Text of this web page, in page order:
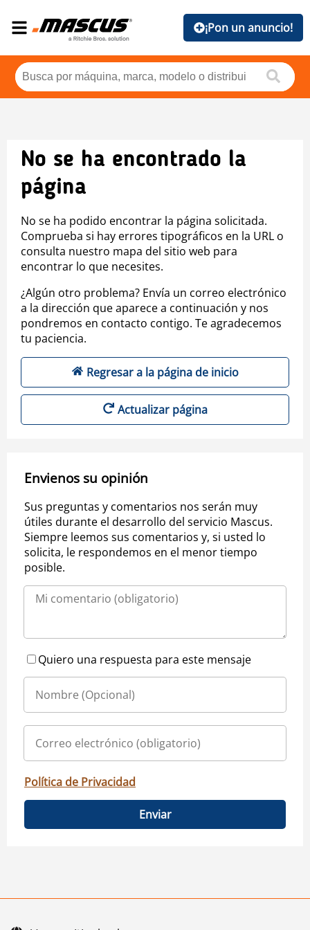
¡Pon un anuncio!
No se ha encontrado la
página
No se ha podido encontrar la página solicitada.
Comprueba si hay errores tipográficos en la URL o
consulta nuestro mapa del sitio web para
encontrar lo que necesites.
¿Algún otro problema? Envía un correo electrónico
a la dirección que aparece a continuación y nos
pondremos en contacto contigo. Te agradecemos
tu paciencia.
Regresar a la página de inicio
Actualizar página
Envienos su opinión
Sus preguntas y comentarios nos serán muy
útiles durante el desarrollo del servicio Mascus.
Siempre leemos sus comentarios y, si usted lo
solicita, le respondemos en el menor tiempo
posible.
Quiero una respuesta para este mensaje
Política de Privacidad
Enviar